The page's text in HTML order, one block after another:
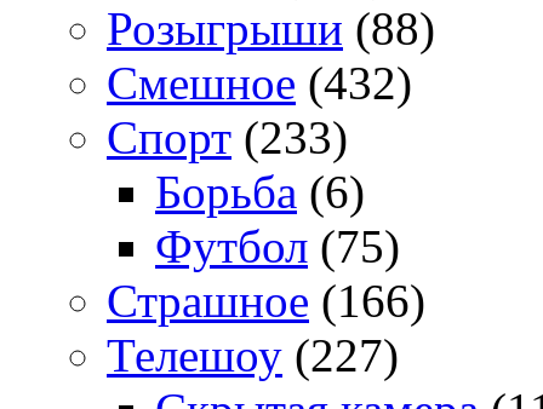
Розыгрыши (88)
Смешное (432)
Спорт (233)
Борьба (6)
Футбол (75)
Страшное (166)
Телешоу (227)